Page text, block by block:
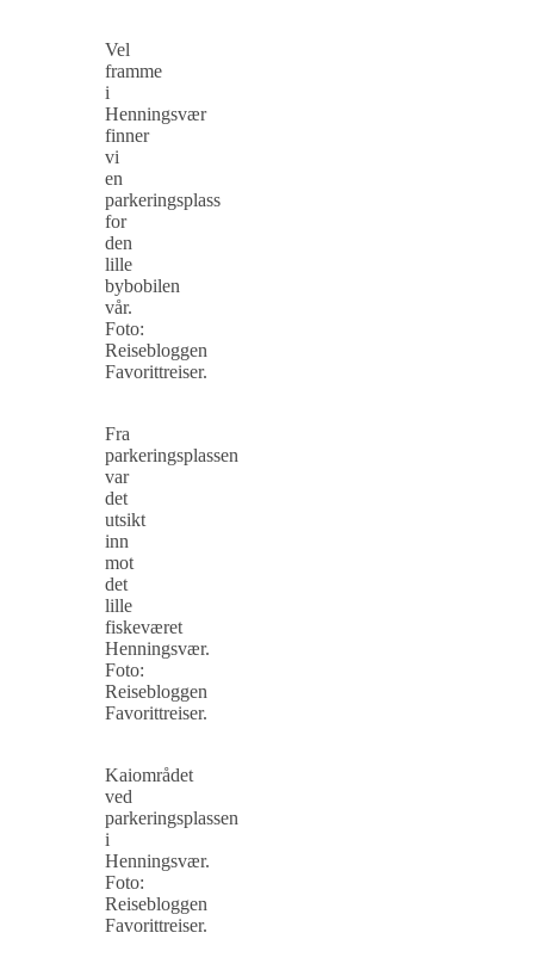
Vel
framme
i
Henningsvær
finner
vi
en
parkeringsplass
for
den
lille
bybobilen
vår.
Foto:
Reisebloggen
Favorittreiser.
Fra
parkeringsplassen
var
det
utsikt
inn
mot
det
lille
fiskeværet
Henningsvær.
Foto:
Reisebloggen
Favorittreiser.
Kaiområdet
ved
parkeringsplassen
i
Henningsvær.
Foto:
Reisebloggen
Favorittreiser.